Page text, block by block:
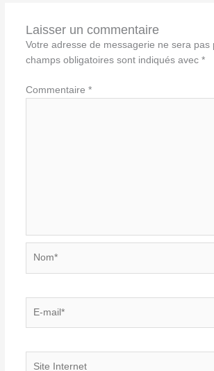
Laisser un commentaire
Votre adresse de messagerie ne sera pas
champs obligatoires sont indiqués avec *
Commentaire *
mail*